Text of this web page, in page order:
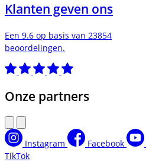
Klanten geven ons
Een 9.6 op basis van 23854
beoordelingen.
Onze partners
Instagram Facebook
TikTok